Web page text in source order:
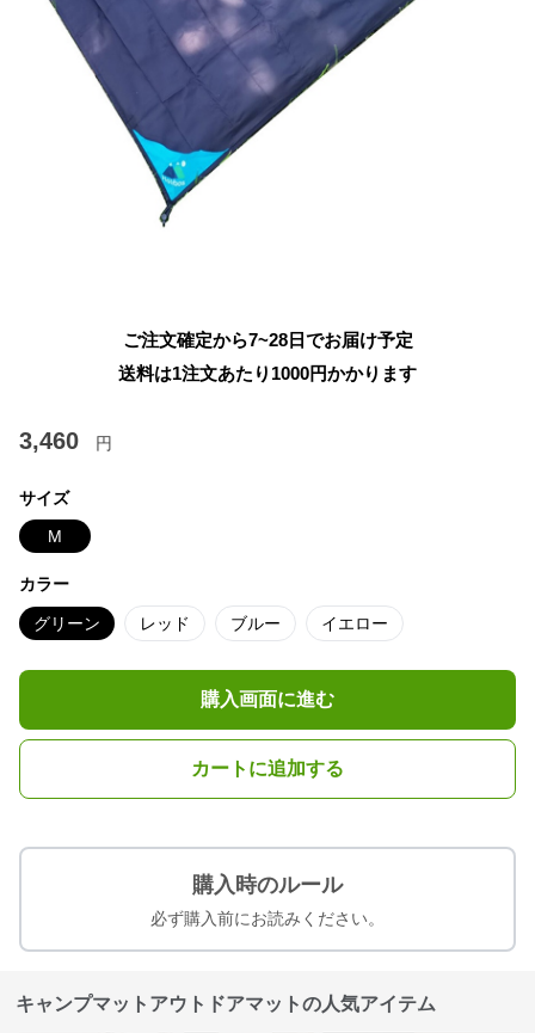
ご注文確定から7~28日でお届け予定
送料は1注文あたり 1000円かかります
3,460 円
サイズ
M
カラー
グリーン レッド ブルー イエロー
購入画面に進む
カートに追加する
購入時のルール
必ず購入前にお読みください。
キャンプマットアウトドアマットの人気アイテム